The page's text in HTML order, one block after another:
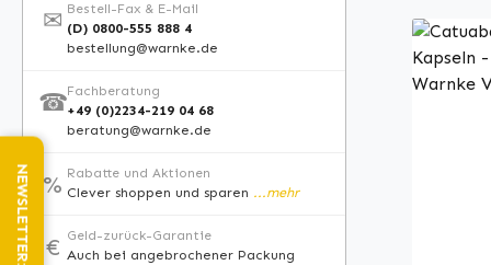
✉ Bestell-Fax & E-Mail
(D) 0800-555 888 4
bestellung@warnke.de
☎Fachberatung
+49 (0)2234-219 04 68
beratung@warnke.de
% Rabatte und Aktionen
Clever shoppen und sparen ...mehr
€ Geld-zurück-Garantie
Auch bei angebrochener Packung